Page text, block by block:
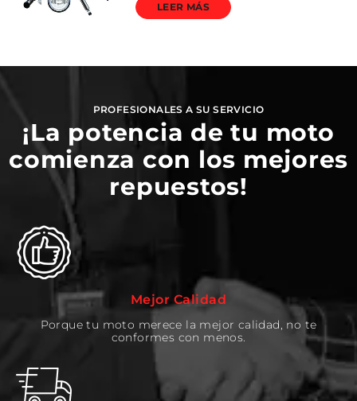
LEER MÁS
PROFESIONALES A SU SERVICIO
¡La potencia de tu moto
comienza con los mejores
repuestos!
Mejor Calidad
Porque tu moto merece la mejor calidad, no te
conformes con menos.